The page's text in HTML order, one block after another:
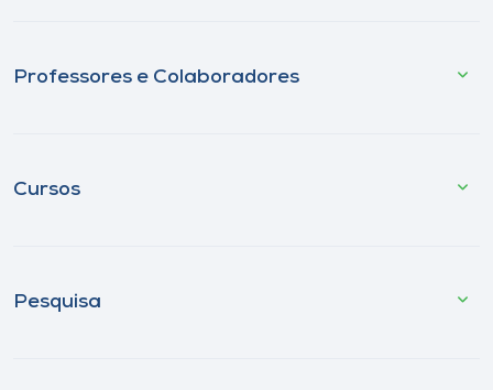
Professores e Colaboradores
Cursos
Pesquisa